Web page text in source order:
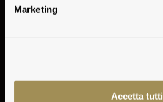
Marketing
Accetta tutti